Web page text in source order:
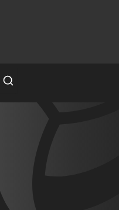
Spielersuche